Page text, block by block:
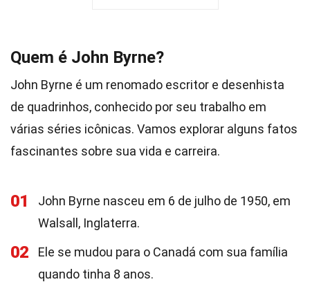
Quem é John Byrne?
John Byrne é um renomado escritor e desenhista
de quadrinhos, conhecido por seu trabalho em
várias séries icônicas. Vamos explorar alguns fatos
fascinantes sobre sua vida e carreira.
01
John Byrne nasceu em 6 de julho de 1950, em
Walsall, Inglaterra.
02
Ele se mudou para o Canadá com sua família
quando tinha 8 anos.